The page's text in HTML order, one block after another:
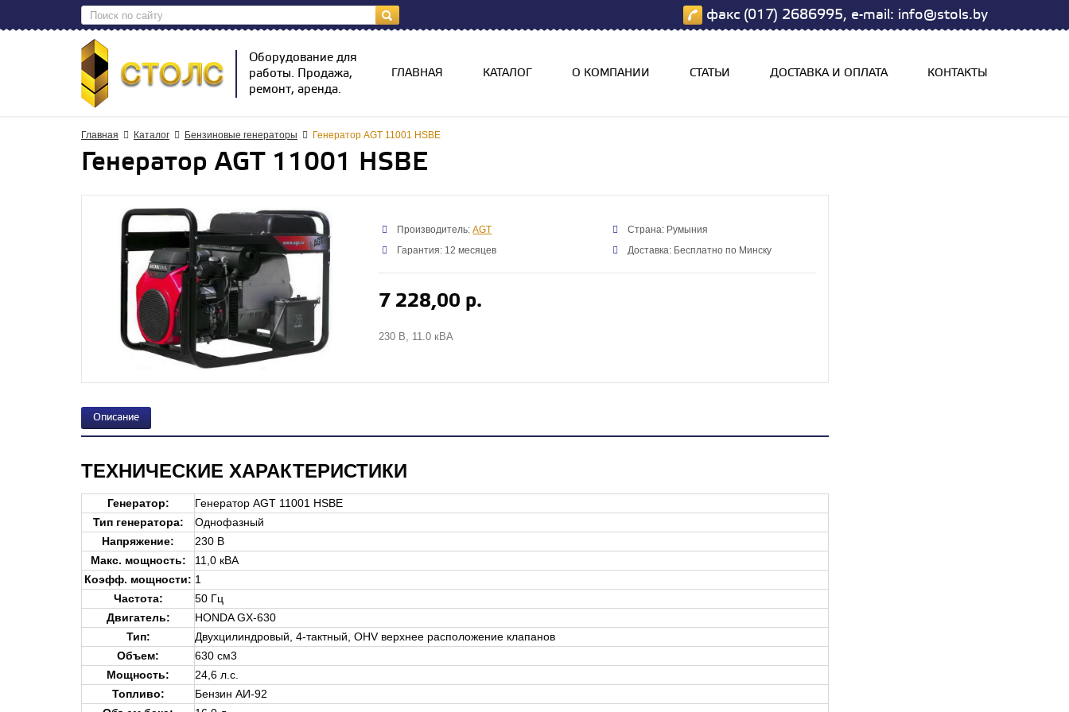
факс (017) 2686995, e-mail: info@stols.by
Оборудование для
работы. Продажа,
ремонт, аренда.
ГЛАВНАЯ КАТАЛОГ О КОМПАНИИ СТАТЬИ ДОСТАВКА И ОПЛАТА КОНТАКТЫ
Главная Каталог Бензиновые генераторы Генератор AGT 11001 НSBE
Генератор AGT 11001 НSBE
Производитель:AGT
Страна: Румыния
Гарантия: 12 месяцев
Доставка: Бесплатно по Минску
7 228,00 р.
230 В, 11.0 кВА
Описание
ТЕХНИЧЕСКИЕ ХАРАКТЕРИСТИКИ
Генератор:
Генератор AGT 11001 HSBE
Тип генератора:
Однофазный
Напряжение:
230 В
Макс. мощность:
11,0 кВА
Коэфф. мощности: 1
Частота:
50 Гц
Двигатель:
HONDA GX-630
Тип:
Двухцилиндровый, 4-тактный, OHV верхнее расположение клапанов
Объем:
630 см3
Мощность:
24,6 л.с.
Топливо:
Бензин АИ-92